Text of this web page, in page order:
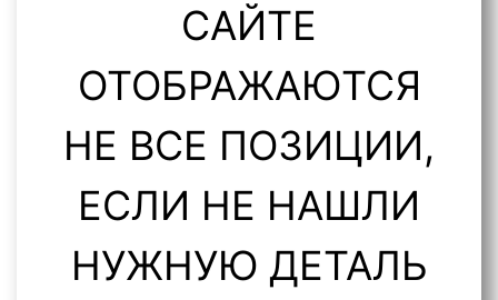
САЙТЕ
ОТОБРАЖАЮТСЯ
НЕ ВСЕ ПОЗИЦИИ,
ЕСЛИ НЕ НАШЛИ
НУЖНУЮ ДЕТАЛЬ